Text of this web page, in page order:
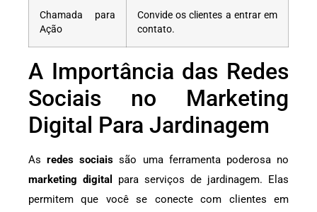
Chamada para
Ação
Convide os clientes a entrar em
contato.
A Importância das Redes
Sociais no Marketing
Digital Para Jardinagem
Asredes sociais são uma ferramenta poderosa no
marketing digital
para serviços de jardinagem. Elas
permitem que você se conecte com clientes em